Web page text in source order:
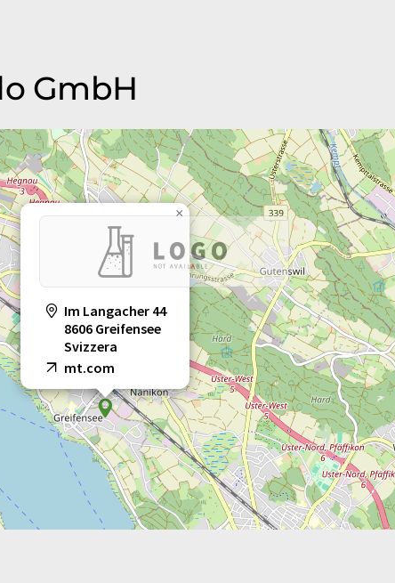
GmbH
Im Langacher 44
8606 Greifensee
Svizzera
mt.com
×